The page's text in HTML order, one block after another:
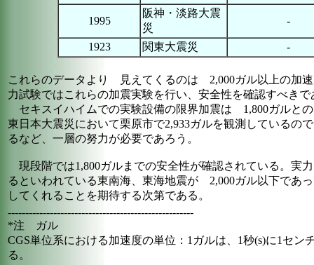
1995
阪神・淡路大震
災
-
1923 関東大震災 -
これらのデータより 見えてくるのは 2,000ガル以上の加
力試験ではこれらの加震実験を行い、安全性を確認すべきで
セキスイハイムでの実験設備の限界加震は 1,800ガルと
東日本大震災において栗原市で2,933ガルを観測しているの
るなど、一層の努力が必要であろう。
現段階では1,800ガルまでの安全性が確認されている。実
るといわれている東南海、東海地震が 2,000ガル以下であ
してくれることを期待する次第である。
-----------------------------------------------------
*注 ガル
CGS単位系における加速度の単位：1ガルは、1秒(s)に1セン
る。